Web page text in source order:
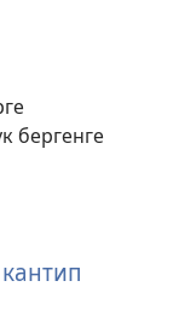
бергенге